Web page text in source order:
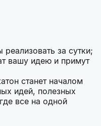
за сутки;
вашу идею и примут
станет началом
идей, полезных
все на одной